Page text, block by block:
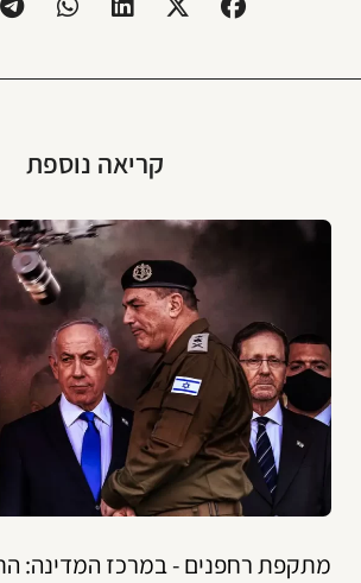
קריאה נוספת
מתקפת רחפנים - במרכז המדינה: